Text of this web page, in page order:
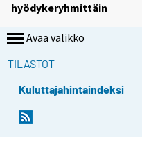
hyödykeryhmittäin
Avaa valikko
TILASTOT
Kuluttajahintaindeksi